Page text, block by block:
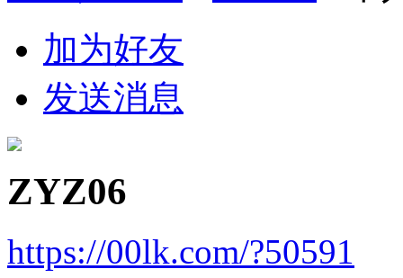
加为好友
发送消息
ZYZ06
https://00lk.com/?50591